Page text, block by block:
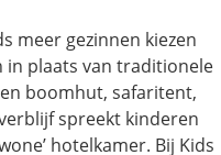
meer gezinnen kiezen
plaats van traditionele
boomhut, safaritent,
spreekt kinderen
hotelkamer. Bij Kids